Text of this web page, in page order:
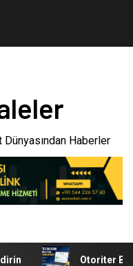
Haberler
Otoriter